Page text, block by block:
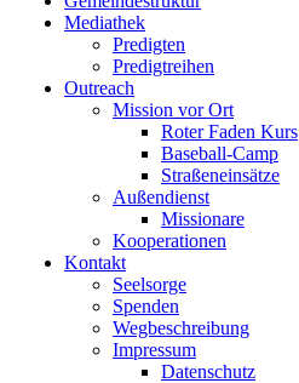
Mediathek
Predigten
Predigtreihen
Outreach
Mission vor Ort
Roter Faden Kurs
Baseball-Camp
Straßeneinsätze
Außendienst
Missionare
Kooperationen
Kontakt
Seelsorge
Spenden
Wegbeschreibung
Impressum
Datenschutz